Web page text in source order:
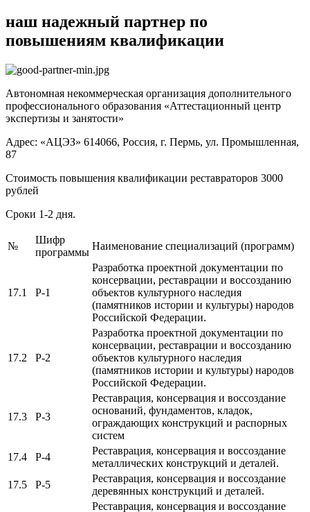
наш надежный партнер по
повышениям квалификации
Автономная некоммерческая организация дополнительного
профессионального образования «Аттестационный центр
экспертизы и занятости»
Адрес: «АЦЭЗ» 614066, Россия, г. Пермь, ул. Промышленная,
87
Стоимость повышения квалификации реставраторов 3000
рублей
Сроки 1-2 дня.
№
Шифр
программы
Наименование специализаций (программ)
17.1 Р-1
Разработка проектной документации по
консервации, реставрации и воссозданию
объектов культурного наследия
(памятников истории и культуры) народов
Российской Федерации.
17.2 Р-2
Разработка проектной документации по
консервации, реставрации и воссозданию
объектов культурного наследия
(памятников истории и культуры) народов
Российской Федерации.
17.3 Р-3
Реставрация, консервация и воссоздание
оснований, фундаментов, кладок,
ограждающих конструкций и распорных
систем
17.4
Р-4
Реставрация, консервация и воссоздание
металлических конструкций и деталей.
17.5
Р-5
Реставрация, консервация и воссоздание
деревянных конструкций и деталей.
Реставрация, консервация и воссоздание